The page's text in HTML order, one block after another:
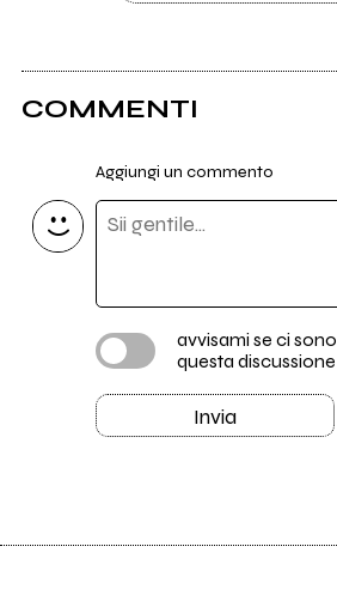
COMMENTI
Aggiungi un commento
avvisami se ci
questa discussione
Invia